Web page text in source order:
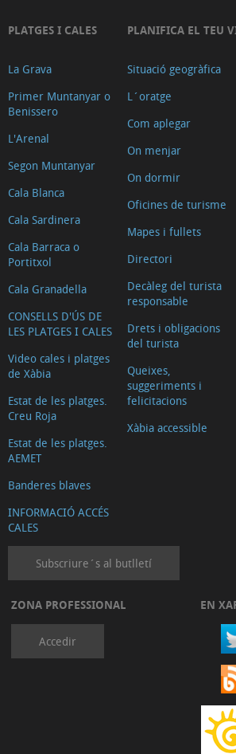
PLATGES I CALES
La Grava
Primer Muntanyar o
Benissero
L'Arenal
Segon Muntanyar
Cala Blanca
Cala Sardinera
Cala Barraca o
Portitxol
Cala Granadella
CONSELLS D'ÚS DE
LES PLATGES I CALES
Video cales i platges
de Xàbia
Estat de les platges.
Creu Roja
Estat de les platges.
AEMET
Banderes blaves
INFORMACIÓ ACCÉS
CALES
PLANIFICA EL TEU
Situació geogràfica
L´oratge
Com aplegar
On menjar
On dormir
Oficines de turisme
Mapes i fullets
Directori
Decàleg del turista
responsable
Drets i obligacions
del turista
Queixes,
suggeriments i
felicitacions
Xàbia accessible
Subscriure´s al butlletí
ZONA PROFESSIONAL
Accedir
EN